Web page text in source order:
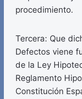
procedimiento.
Tercera: Que
Defectos viene
de la Ley
Reglamento
Constitución